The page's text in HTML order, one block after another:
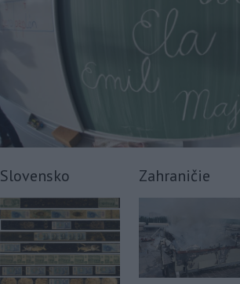
Slovensko Zahraničie